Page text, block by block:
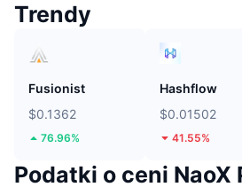
Trendy
Fusionist
$0.1362
76.96%
Hashflow
$0.01502
41.55%
Podatki o ceni NaoX